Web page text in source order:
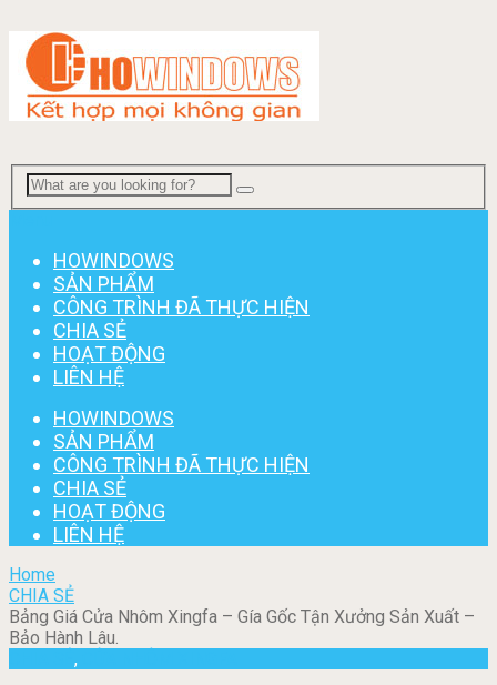
HOWINDOWS
SẢN PHẨM
CÔNG TRÌNH ĐÃ THỰC HIỆN
CHIA SẺ
HOẠT ĐỘNG
LIÊN HỆ
HOWINDOWS
SẢN PHẨM
CÔNG TRÌNH ĐÃ THỰC HIỆN
CHIA SẺ
HOẠT ĐỘNG
LIÊN HỆ
Home
CHIA SẺ
Bảng Giá Cửa Nhôm Xingfa – Gía Gốc Tận Xưởng Sản Xuất –
Bảo Hành Lâu.
,